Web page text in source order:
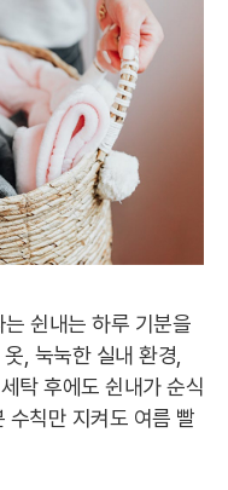
쉰내는 하루 기분을
, 눅눅한 실내 환경,
탁 후에도 쉰내가 순식
수칙만 지켜도 여름 빨